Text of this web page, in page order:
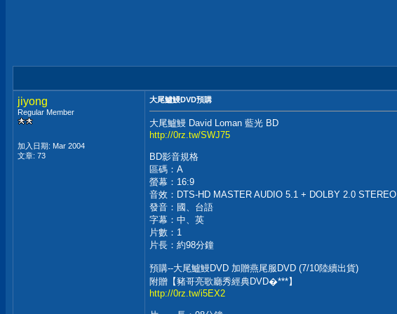
jiyong
Regular Member
加入日期: Mar 2004
文章: 73
大尾鱸鰻DVD預購
大尾鱸鰻 David Loman 藍光 BD
http://0rz.tw/SWJ75
BD影音規格
區碼：A
螢幕：16:9
音效：DTS-HD MASTER AUDIO 5.1 + DOLBY 2.0 STEREO
發音：國、台語
字幕：中、英
片數：1
片長：約98分鐘
預購--大尾鱸鰻DVD 加贈燕尾服DVD (7/10陸續出貨)
附贈【豬哥亮歌廳秀經典DVD�***】
http://0rz.tw/i5EX2